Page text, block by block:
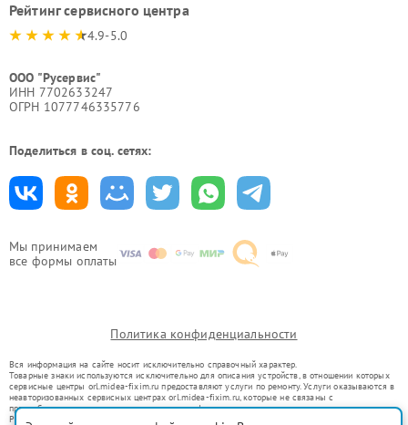
Мы принимаем
все формы оплаты
Рейтинг сервисного центра
4.9-5.0
ООО "Русервис"
ИНН 7702633247
ОГРН 1077746335776
Поделиться в соц. сетях:
Политика конфиденциальности
Вся информация на сайте носит исключительно справочный характер.
Товарные знаки используются исключительно для описания устройств, в отношении которых
сервисные центры orl.midea-fixim.ru предоставляют услуги по ремонту. Услуги оказываются в
неавторизованных сервисных центрах orl.midea-fixim.ru, которые не связаны с
правообладателями товарных знаков или их официальными представителями.
Ремонт осуществляется для устройств, уже введенных в гражданский оборот в соответствии